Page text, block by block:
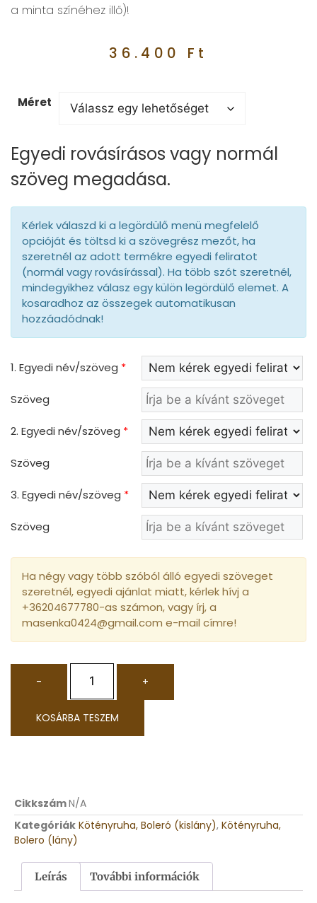
a minta színéhez illő)!
36.400 Ft
Méret
Egyedi rovásírásos vagy normál
szöveg megadása.
Kérlek válaszd ki a legördülő menü megfelelő
opcióját és töltsd ki a szövegrész mezőt, ha
szeretnél az adott termékre egyedi feliratot
(normál vagy rovásírással). Ha több szót szeretnél,
mindegyikhez válasz egy külön legördülő elemet. A
kosaradhoz az összegek automatikusan
hozzáadódnak!
1. Egyedi név/szöveg *
Szöveg
2. Egyedi név/szöveg *
Szöveg
3. Egyedi név/szöveg *
Szöveg
Ha négy vagy több szóból álló egyedi szöveget
szeretnél, egyedi ajánlat miatt, kérlek hívj a
+36204677780-as számon, vagy írj, a
masenka0424@gmail.com e-mail címre!
- +
KOSÁRBA TESZEM
CikkszámN/A
Kategóriák Kötényruha, Boleró (kislány), Kötényruha,
Bolero (lány)
Leírás További információk